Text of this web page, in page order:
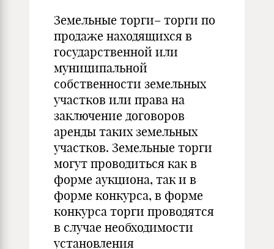
Земельные торги– торги по
продаже находящихся в
государственной или
муниципальной
собственности земельных
участков или права на
заключение договоров
аренды таких земельных
участков. Земельные торги
могут проводиться как в
форме аукциона, так и в
форме конкурса, в форме
конкурса торги проводятся
в случае необходимости
установления